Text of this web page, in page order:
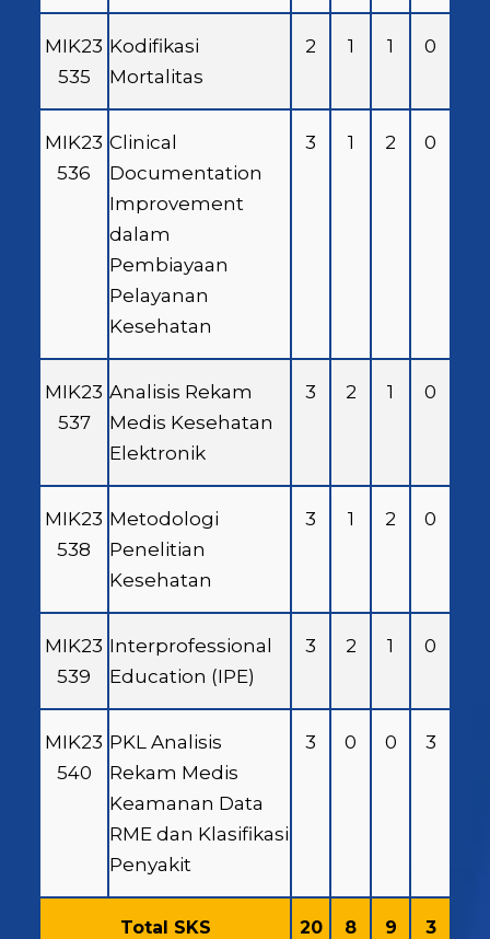
MIK23
535
Kodifikasi
Mortalitas
2 1 1 0
MIK23
536
Clinical
Documentation
Improvement
dalam
Pembiayaan
Pelayanan
Kesehatan
3 1 2 0
MIK23
537
Analisis Rekam
Medis Kesehatan
Elektronik
3 2 1 0
MIK23
538
Metodologi
Penelitian
Kesehatan
3 1 2 0
MIK23
539
Interprofessional
Education (IPE)
3 2 1 0
MIK23
540
PKL Analisis
Rekam Medis
Keamanan Data
RME dan Klasifikasi
Penyakit
3 0 0 3
Total SKS 20 8 9 3